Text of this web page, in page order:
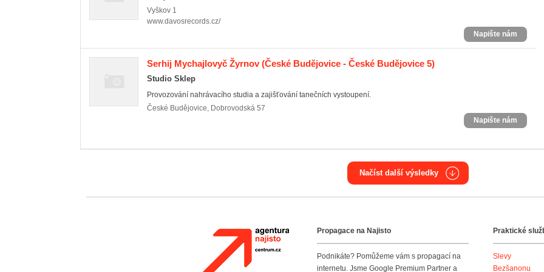
Vyškov 1
www.davosrecords.cz/
Napište nám
Serhij Mychajlovyč Žyrnov(České Budějovice - České Budějovice 5)
Studio Sklep
Provozování nahrávacího studia a zajišťování tanečních vystoupení.
České Budějovice, Dobrovodská 57
Napište nám
Načíst další výsledky
Agentura NajistoPropagace na Najisto
Podnikáte? Pomůžeme vám s propagací na
internetu. Jsme Google Premium Partner a
Praktické
Slevy
Bezšanonu